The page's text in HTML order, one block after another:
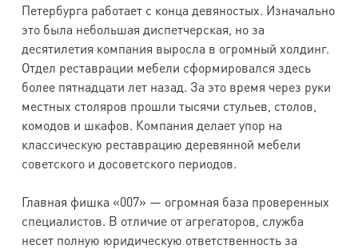
Петербурга работает с конца девяностых. Изначально
это была небольшая диспетчерская, но за
десятилетия компания выросла в огромный холдинг.
Отдел реставрации мебели сформировался здесь
более пятнадцати лет назад. За это время через руки
местных столяров прошли тысячи стульев, столов,
комодов и шкафов. Компания делает упор на
классическую реставрацию деревянной мебели
советского и досоветского периодов.
Главная фишка «007» — огромная база проверенных
специалистов. В отличие от агрегаторов, служба
несет полную юридическую ответственность за